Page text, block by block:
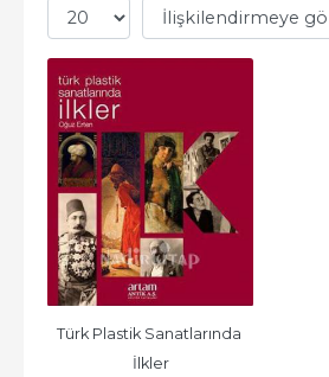
Türk Plastik Sanatlarında
İlkler